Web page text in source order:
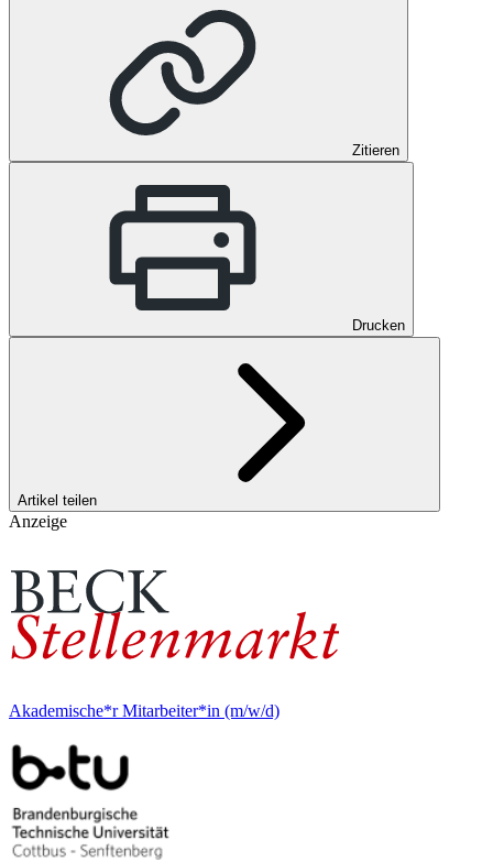
Zitieren
Drucken
Artikel teilen
Anzeige
Akademische*r Mitarbeiter*in (m/w/d)